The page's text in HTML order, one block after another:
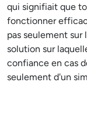
qui signifiait que
fonctionner
pas seulement sur
solution sur
confiance en cas
seulement d'un